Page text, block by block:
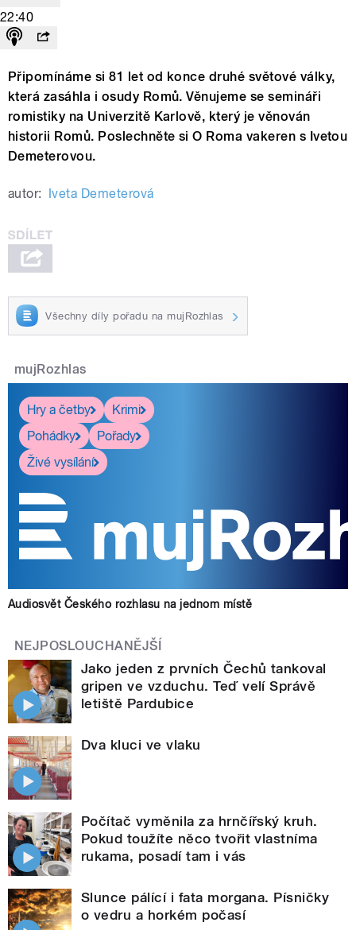
22:40
Připomínáme si 81 let od konce druhé světové války,
která zasáhla i osudy Romů. Věnujeme se semináři
romistiky na Univerzitě Karlově, který je věnován
historii Romů. Poslechněte si O Roma vakeren s Ivetou
Demeterovou.
autor: Iveta Demeterová
Všechny díly pořadu na mujRozhlas
mujRozhlas
Hry a četby
Krimi
Pohádky
Pořady
Živé vysílání
Audiosvět Českého rozhlasu na jednom místě
NEJPOSLOUCHANĚJŠÍ
Jako jeden z prvních Čechů tankoval
gripen ve vzduchu. Teď velí Správě
letiště Pardubice
Dva kluci ve vlaku
Počítač vyměnila za hrnčířský kruh.
Pokud toužíte něco tvořit vlastníma
rukama, posadí tam i vás
Slunce pálící i fata morgana. Písničky
o vedru a horkém počasí